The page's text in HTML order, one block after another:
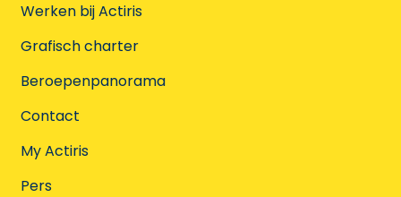
Werken bij Actiris
Grafisch charter
Beroepenpanorama
Contact
My Actiris
Pers